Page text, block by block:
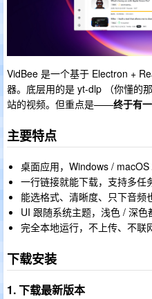
VidBee 是一个基于 Electron +
器。底层用的是 yt-dlp （你懂的
站的视频。但重点是——终于有
主要特点
桌面应用，Windows /
一行链接就能下载，支持多任
能选格式、清晰度、只下音频
UI 跟随系统主题，浅色 / 深色
完全本地运行，不上传、不联
下载安装
1. 下载最新版本